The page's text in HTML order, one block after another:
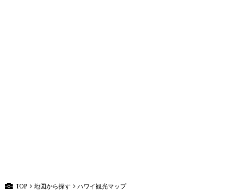
TOP 地図から探す ハワイ観光マップ